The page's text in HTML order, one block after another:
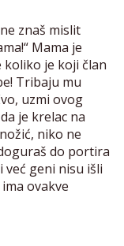
znaš mislit
Mama je
koliko je koji član
Tribaju mu
uzmi ovog
je krelac na
niko ne
do portira
već geni nisu išli
ovakve